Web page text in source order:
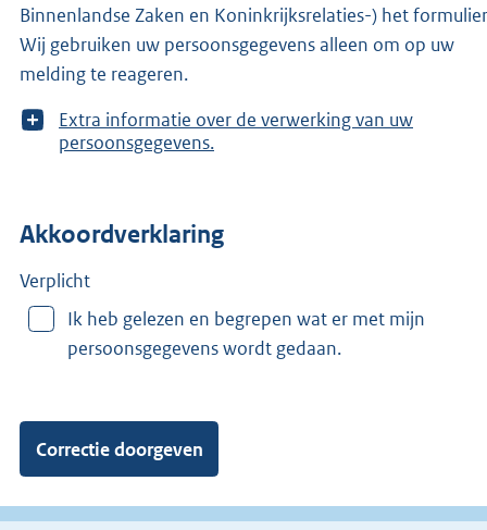
Binnenlandse Zaken en Koninkrijksrelaties-) het
Wij gebruiken uw persoonsgegevens alleen om op uw
melding te reageren.
T
o
e
r
n
Extra informatie over de verwerking van uw
persoonsgegevens.
Akkoordverklaring
Verplicht
Ik heb gelezen en begrepen wat er met mijn
persoonsgegevens wordt gedaan.